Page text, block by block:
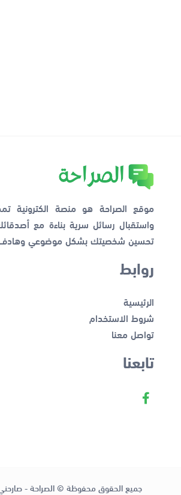
موقع الصراحة هو منصة الكترونية
واستقبال رسائل سرية بناءة مع
تحسين شخصيتك بشكل موضوعي
روابط
الرئيسية
شروط الاستخدام
تواصل معنا
تابعنا
جميع الحقوق محفوظة © الصراحة - صارحني